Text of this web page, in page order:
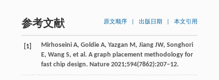
参考文献 原文顺序 出版日期 本文引用
[1]
Mirhoseini A, Goldie A, Yazgan M, Jiang JW, Songhori
E, Wang S, et al. A graph placement methodology for
fast chip design. Nature 2021;594(7862):207–12.